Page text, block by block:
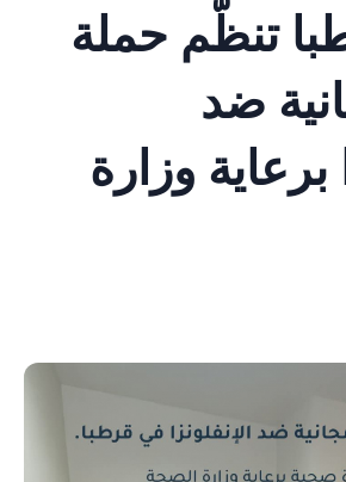
تنظّم حملة
ضد
برعاية وزارة